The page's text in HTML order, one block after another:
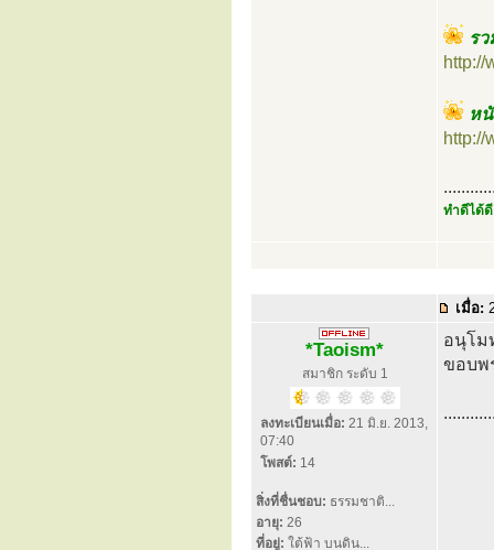
ร
http://
ห
http://
ทำดีได้
เมื่อ:
*Taoism*
สมาชิก ระดับ 1
ลงทะเบียนเมื่อ: 21 มิ.ย. 2013,
07:40
โพสต์: 14
สิ่งที่ชื่นชอบ: ธรรมชาติ...
อายุ: 26
ที่อยู่: ใต้ฟ้า บนดิน...
อนุโม
ขอบพ